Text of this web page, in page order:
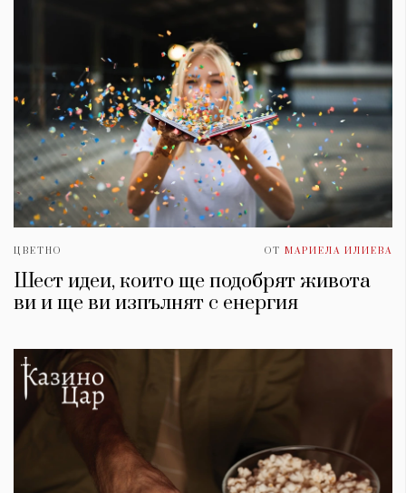
ЦВЕТНО ОТ МАРИЕЛА ИЛИЕВА
Шест идеи, които ще подобрят живота
ви и ще ви изпълнят с енергия